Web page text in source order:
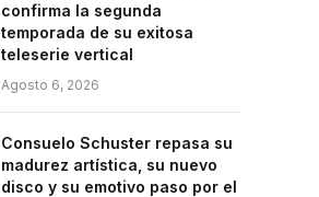
confirma la segunda
temporada de su exitosa
teleserie vertical
Agosto 6, 2026
Consuelo Schuster repasa su
madurez artística, su nuevo
disco y su emotivo paso por el